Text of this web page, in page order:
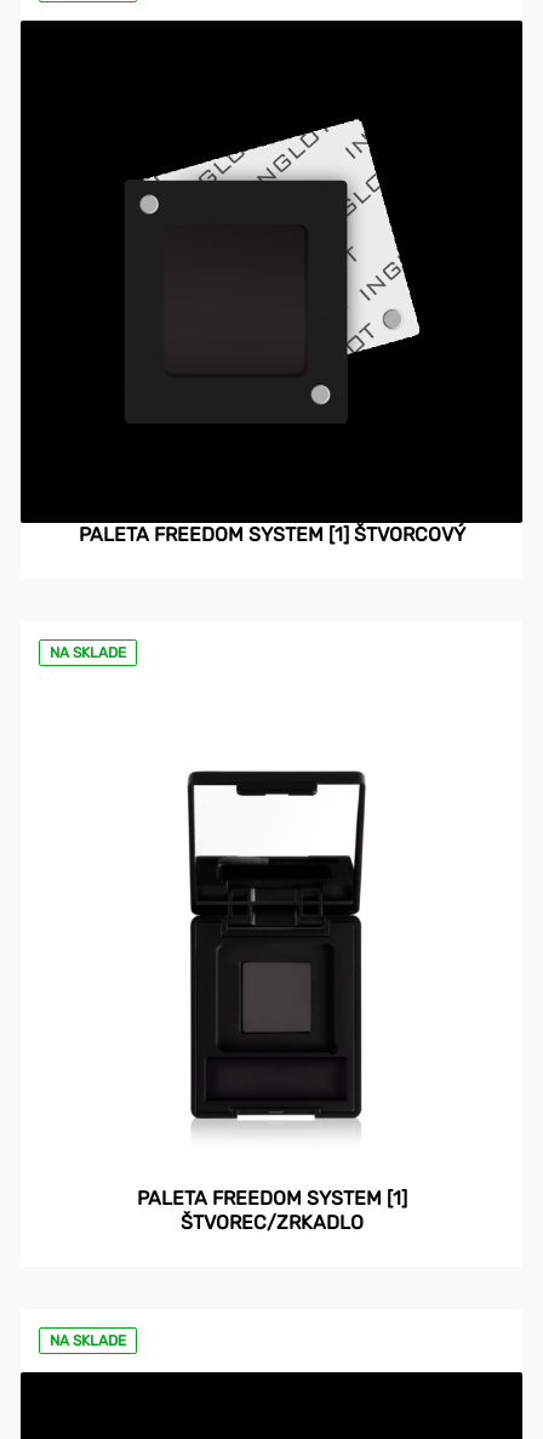
PALETA FREEDOM SYSTEM [1] ŠTVORCOVÝ
NA SKLADE
PALETA FREEDOM SYSTEM [1]
ŠTVOREC/ZRKADLO
NA SKLADE